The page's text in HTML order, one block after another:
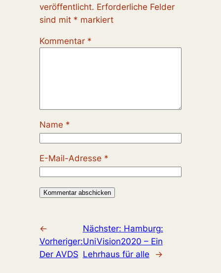
veröffentlicht. Erforderliche Felder
sind mit * markiert
Kommentar *
Name *
E-Mail-Adresse *
←
Vorheriger:
Der AVDS
Nächster: Hamburg:
UniVision2020 – Ein
Lehrhaus für alle
→